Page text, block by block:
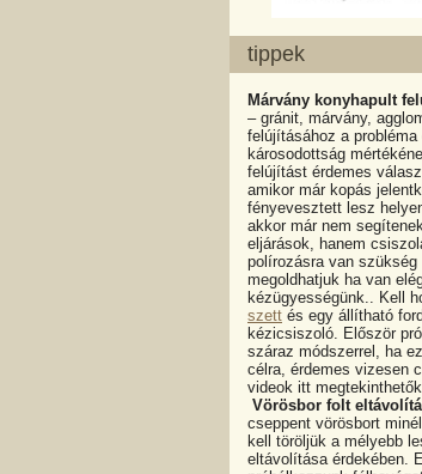
tippek
Márvány konyhapult
– gránit, márvány,
felújításához a probléma
károsodottság
felújítást érdemes
amikor már kopás
fényevesztett lesz
akkor már nem
eljárások, hanem
polírozásra van szükség
megoldhatjuk ha van
kézügyességünk.. Kell
szett és egy állítható
kézicsiszoló. Először
száraz módszerrel, ha
célra, érdemes vizesen
videok itt
Vörösbor folt
cseppent vörösbort
kell töröljük a mélyebb
eltávolítása érdekében.